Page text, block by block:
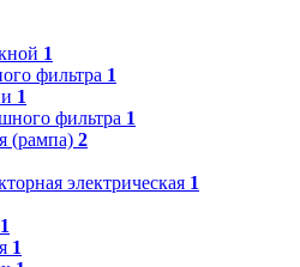
1
фильтра 1
1
фильтра 1
(рампа) 2
электрическая 1
1
1